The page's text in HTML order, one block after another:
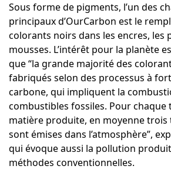
Sous forme de pigments, l’un des
principaux d’OurCarbon est le
colorants noirs dans les encres, les
mousses. L’intérêt pour la planète
que “la grande majorité des
fabriqués selon des processus à
carbone, qui impliquent la
combustibles fossiles. Pour chaque
matière produite, en moyenne trois
sont émises dans l’atmosphère”,
qui évoque aussi la pollution
méthodes conventionnelles.